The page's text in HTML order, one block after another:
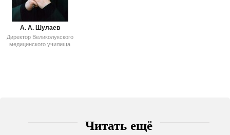
А. А. Шулаев
Директор Великолукского
медицинского училища
Читать ещё